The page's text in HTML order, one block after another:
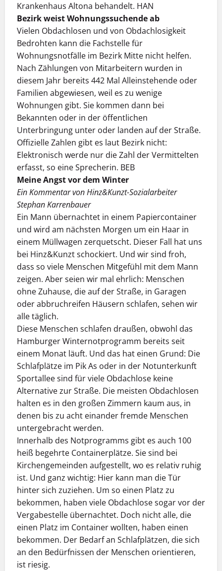
Krankenhaus Altona behandelt. HAN
Bezirk weist Wohnungssuchende ab
Vielen Obdachlosen und von Obdachlosigkeit
Bedrohten kann die Fachstelle für
Wohnungsnotfälle im Bezirk Mitte nicht helfen.
Nach Zählungen von Mitarbeitern wurden in
diesem Jahr bereits 442 Mal Alleinstehende oder
Familien abgewiesen, weil es zu wenige
Wohnungen gibt. Sie kommen dann bei
Bekannten oder in der öffentlichen
Unterbringung unter oder landen auf der Straße.
Offizielle Zahlen gibt es laut Bezirk nicht:
Elektronisch werde nur die Zahl der Vermittelten
erfasst, so eine Sprecherin. BEB
Meine Angst vor dem Winter
Ein Kommentar von Hinz&Kunzt-Sozialarbeiter
Stephan Karrenbauer
Ein Mann übernachtet in einem Papiercontainer
und wird am nächsten Morgen um ein Haar in
einem Müllwagen zerquetscht. Dieser Fall hat uns
bei Hinz&Kunzt schockiert. Und wir sind froh,
dass so viele Menschen Mitgefühl mit dem Mann
zeigen. Aber seien wir mal ehrlich: Menschen
ohne Zuhause, die auf der Straße, in Garagen
oder abbruchreifen Häusern schlafen, sehen wir
alle täglich.
Diese Menschen schlafen draußen, obwohl das
Hamburger Winternotprogramm bereits seit
einem Monat läuft. Und das hat einen Grund: Die
Schlafplätze im Pik As oder in der Notunterkunft
Sportallee sind für viele Obdachlose keine
Alternative zur Straße. Die meisten Obdachlosen
halten es in den großen Zimmern kaum aus, in
denen bis zu acht einander fremde Menschen
untergebracht werden.
Innerhalb des Notprogramms gibt es auch 100
heiß begehrte Containerplätze. Sie sind bei
Kirchengemeinden aufgestellt, wo es relativ ruhig
ist. Und ganz wichtig: Hier kann man die Tür
hinter sich zuziehen. Um so einen Platz zu
bekommen, haben viele Obdachlose sogar vor der
Vergabestelle übernachtet. Doch nicht alle, die
einen Platz im Container wollten, haben einen
bekommen. Der Bedarf an Schlafplätzen, die sich
an den Bedürfnissen der Menschen orientieren,
ist riesig.